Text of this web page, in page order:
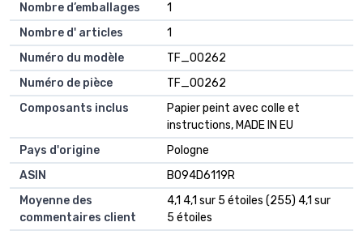
Nombre d’emballages
1
Nombre d' articles
1
Numéro du modèle
TF_00262
Numéro de pièce
TF_00262
Composants inclus
Papier peint avec colle et
instructions, MADE IN EU
Pays d'origine
Pologne
ASIN
B094D6119R
Moyenne des
commentaires client
4,1 4,1 sur 5 étoiles (255) 4,1 sur
5 étoiles